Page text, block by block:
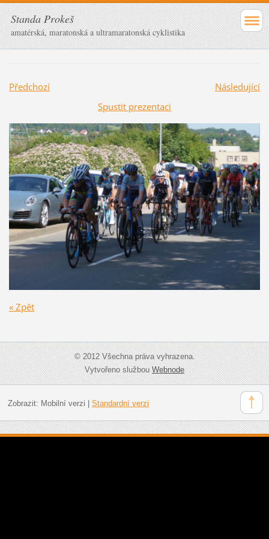
Standa Prokeš
amatérská, maratonská a ultramaratonská cyklistika
Předchozí
Následující
Spustit prezentaci
« Zpět
© 2012 Všechna práva vyhrazena.
Vytvořeno službouWebnode
Zobrazit: Mobilní verzi Standardní verzi